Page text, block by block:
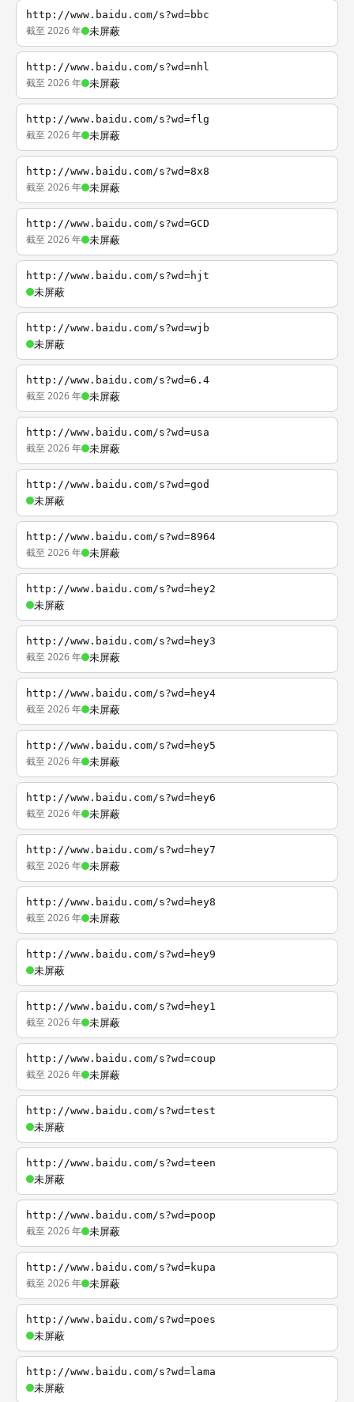
http://www.baidu.com/s?wd=bbc
截至 2026 年 未屏蔽
http://www.baidu.com/s?wd=nhl
截至 2026 年 未屏蔽
http://www.baidu.com/s?wd=flg
截至 2026 年 未屏蔽
http://www.baidu.com/s?wd=8x8
截至 2026 年 未屏蔽
http://www.baidu.com/s?wd=GCD
截至 2026 年 未屏蔽
http://www.baidu.com/s?wd=hjt
未屏蔽
http://www.baidu.com/s?wd=wjb
未屏蔽
http://www.baidu.com/s?wd=6.4
截至 2026 年 未屏蔽
http://www.baidu.com/s?wd=usa
截至 2026 年 未屏蔽
http://www.baidu.com/s?wd=god
未屏蔽
http://www.baidu.com/s?wd=8964
截至 2026 年 未屏蔽
http://www.baidu.com/s?wd=hey2
未屏蔽
http://www.baidu.com/s?wd=hey3
截至 2026 年 未屏蔽
http://www.baidu.com/s?wd=hey4
截至 2026 年 未屏蔽
http://www.baidu.com/s?wd=hey5
截至 2026 年 未屏蔽
http://www.baidu.com/s?wd=hey6
截至 2026 年 未屏蔽
http://www.baidu.com/s?wd=hey7
截至 2026 年 未屏蔽
http://www.baidu.com/s?wd=hey8
截至 2026 年 未屏蔽
http://www.baidu.com/s?wd=hey9
未屏蔽
http://www.baidu.com/s?wd=hey1
截至 2026 年 未屏蔽
http://www.baidu.com/s?wd=coup
截至 2026 年 未屏蔽
http://www.baidu.com/s?wd=test
未屏蔽
http://www.baidu.com/s?wd=teen
未屏蔽
http://www.baidu.com/s?wd=poop
截至 2026 年 未屏蔽
http://www.baidu.com/s?wd=kupa
截至 2026 年 未屏蔽
http://www.baidu.com/s?wd=poes
未屏蔽
http://www.baidu.com/s?wd=lama
未屏蔽